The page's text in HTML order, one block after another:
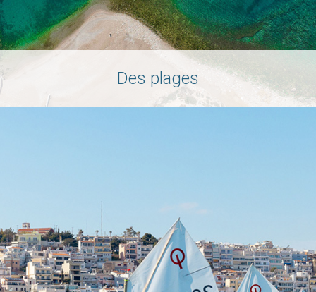
Des plages